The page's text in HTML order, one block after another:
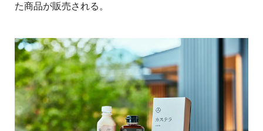
た商品が販売される。